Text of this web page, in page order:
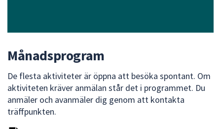
Månadsprogram
De flesta aktiviteter är öppna att besöka spontant. Om
aktiviteten kräver anmälan står det i programmet. Du
anmäler och avanmäler dig genom att kontakta
träffpunkten.